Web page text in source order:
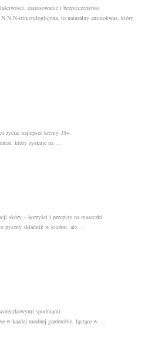
zastosowanie i bezpieczeństwo
N,N,N-trimetyloglicyna, to naturalny aminokwas, który
życia: najlepsze kremy 35+
który zyskuje na …
skóry – korzyści i przepisy na maseczki
pyszny składnik w kuchni, ale …
spodniami
w każdej modnej garderobie, łączące w …